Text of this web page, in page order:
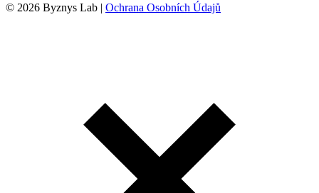
© 2026 Byznys Lab | Ochrana Osobních Údajů